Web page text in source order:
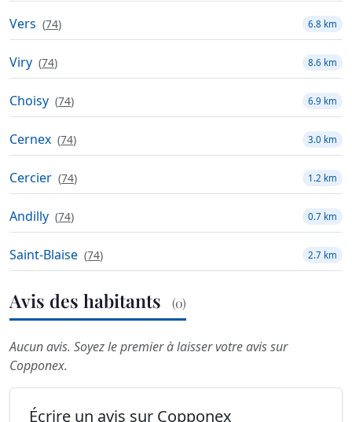
Vers (74) 6.8 km
Viry (74) 8.6 km
Choisy (74) 6.9 km
Cernex (74) 3.0 km
Cercier (74) 1.2 km
Andilly (74) 0.7 km
Saint-Blaise (74) 2.7 km
Avis des habitants (0)
Aucun avis. Soyez le premier à laisser votre avis sur
Copponex.
Écrire un avis sur Copponex